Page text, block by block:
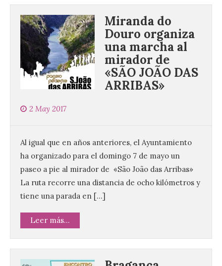
Miranda do
Douro organiza
una marcha al
mirador de
«SÃO JOÃO DAS
ARRIBAS»
2 May 2017
Al igual que en años anteriores, el Ayuntamiento
ha organizado para el domingo 7 de mayo un
paseo a pie al mirador de «São João das Arribas»
La ruta recorre una distancia de ocho kilómetros y
tiene una parada en […]
Leer más...